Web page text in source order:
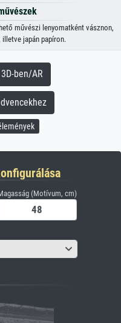
művészi lenyomatként vásznon,
japán papíron.
ben/AR
(Motívum, cm)